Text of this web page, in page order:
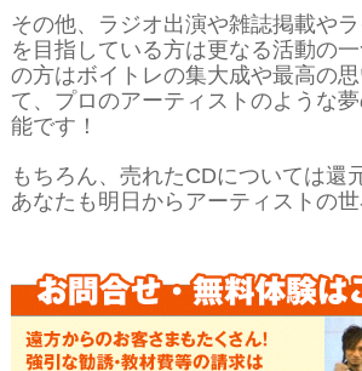
その他、ラジオ出演や雑誌掲載や
を目指している方は更なる活動の
の方はボイトレの集大成や最高の
て、プロのアーティストのような
能です！
もちろん、売れたCDについては還
あなたも明日からアーティストの